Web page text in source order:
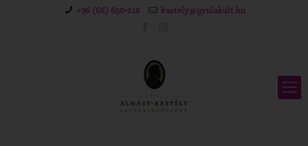
+36 (66) 650-218 kastely@gyulakult.hu